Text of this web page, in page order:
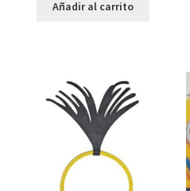
Añadir al carrito